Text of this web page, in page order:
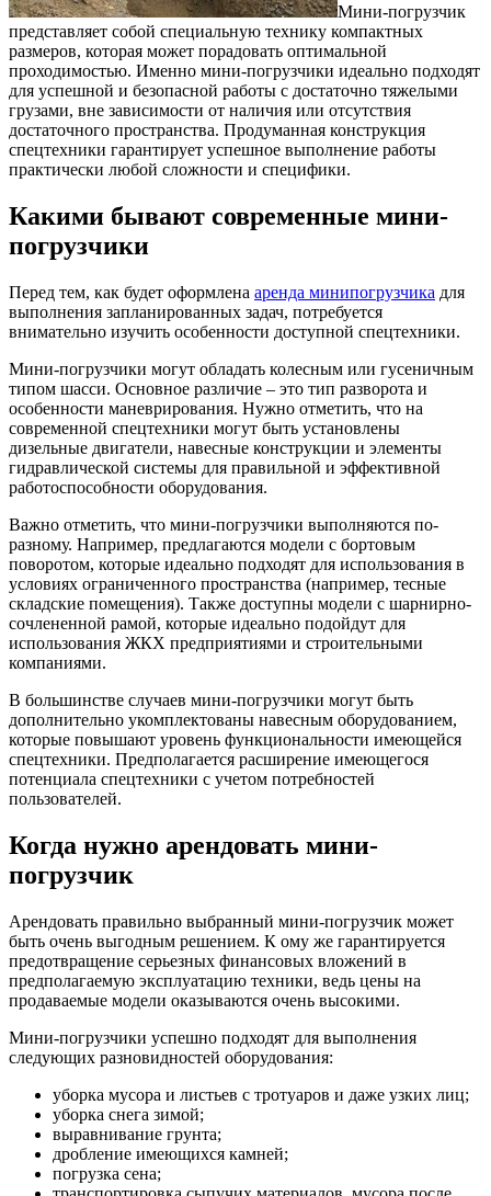
Мини-погрузчик
представляет собой специальную технику компактных
размеров, которая может порадовать оптимальной
проходимостью. Именно мини-погрузчики идеально подходят
для успешной и безопасной работы с достаточно тяжелыми
грузами, вне зависимости от наличия или отсутствия
достаточного пространства. Продуманная конструкция
спецтехники гарантирует успешное выполнение работы
практически любой сложности и специфики.
Какими бывают современные мини-
погрузчики
Перед тем, как будет оформлена аренда минипогрузчика для
выполнения запланированных задач, потребуется
внимательно изучить особенности доступной спецтехники.
Мини-погрузчики могут обладать колесным или гусеничным
типом шасси. Основное различие – это тип разворота и
особенности маневрирования. Нужно отметить, что на
современной спецтехники могут быть установлены
дизельные двигатели, навесные конструкции и элементы
гидравлической системы для правильной и эффективной
работоспособности оборудования.
Важно отметить, что мини-погрузчики выполняются по-
разному. Например, предлагаются модели с бортовым
поворотом, которые идеально подходят для использования в
условиях ограниченного пространства (например, тесные
складские помещения). Также доступны модели с шарнирно-
сочлененной рамой, которые идеально подойдут для
использования ЖКХ предприятиями и строительными
компаниями.
В большинстве случаев мини-погрузчики могут быть
дополнительно укомплектованы навесным оборудованием,
которые повышают уровень функциональности имеющейся
спецтехники. Предполагается расширение имеющегося
потенциала спецтехники с учетом потребностей
пользователей.
Когда нужно арендовать мини-
погрузчик
Арендовать правильно выбранный мини-погрузчик может
быть очень выгодным решением. К ому же гарантируется
предотвращение серьезных финансовых вложений в
предполагаемую эксплуатацию техники, ведь цены на
продаваемые модели оказываются очень высокими.
Мини-погрузчики успешно подходят для выполнения
следующих разновидностей оборудования:
уборка мусора и листьев с тротуаров и даже узких лиц;
уборка снега зимой;
выравнивание грунта;
дробление имеющихся камней;
погрузка сена;